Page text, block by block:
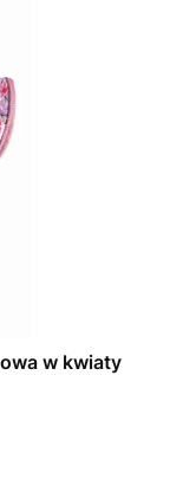
w kwiaty